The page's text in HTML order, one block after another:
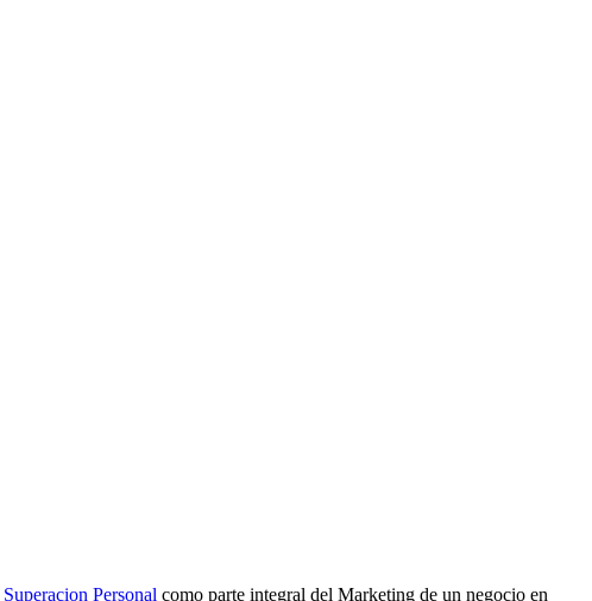
Superacion Personal como parte integral del Marketing de un negocio en